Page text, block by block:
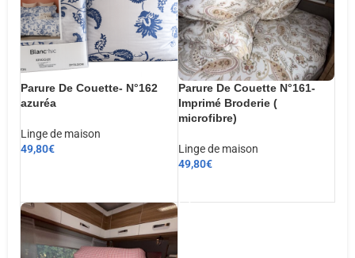
Parure De Couette- N°162
azuréa
Linge de maison
49,80€
Parure De Couette N°161-
Imprimé Broderie (
microfibre)
Linge de maison
49,80€